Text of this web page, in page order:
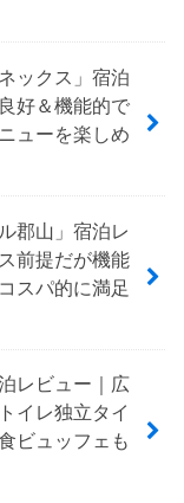
ックス」宿泊
好＆機能的で
ューを楽しめ
郡山」宿泊レ
前提だが機能
スパ的に満足
レビュー｜広
イレ独立タイ
ビュッフェも